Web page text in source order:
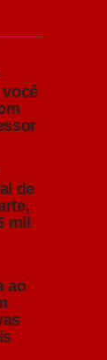
você
de
mil
ao